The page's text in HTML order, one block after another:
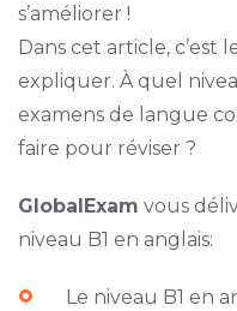
s’améliorer !
Dans cet article, c’est
expliquer. À quel
examens de langue
faire pour réviser ?
GlobalExam vous
niveau B1 en anglais:
Le niveau B1 en